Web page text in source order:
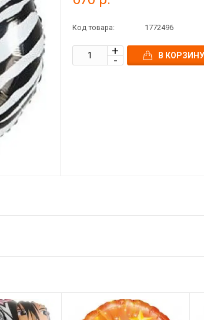
Код товара: 1772496
В КОРЗИНУ